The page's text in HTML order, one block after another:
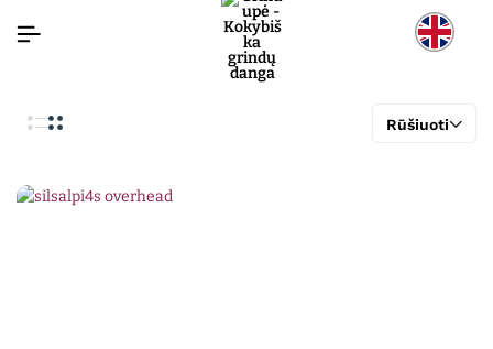
Rūšiuoti